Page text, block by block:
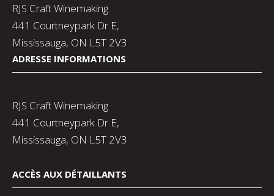
RJS Craft Winemaking
441 Courtneypark Dr E,
Mississauga, ON L5T 2V3
ADRESSE INFORMATIONS
RJS Craft Winemaking
441 Courtneypark Dr E,
Mississauga, ON L5T 2V3
ACCÈS AUX DÉTAILLANTS